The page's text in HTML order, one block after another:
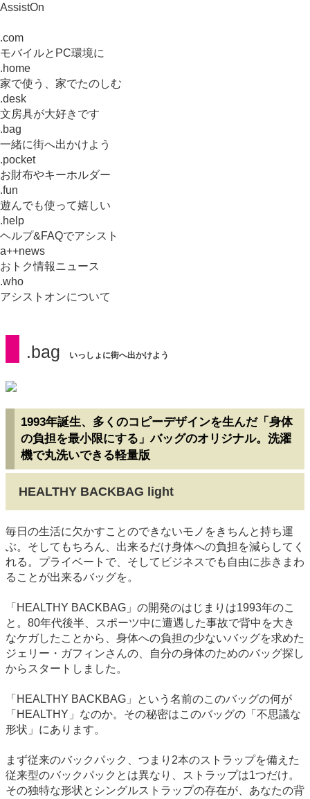
.bag いっしょに街へ出かけよう
1993年誕生、多くのコピーデザインを生んだ「身体
の負担を最小限にする」バッグのオリジナル。洗濯
機で丸洗いできる軽量版
HEALTHY BACKBAG light
毎日の生活に欠かすことのできないモノをきちんと持ち運
ぶ。そしてもちろん、出来るだけ身体への負担を減らしてく
れる。プライベートで、そしてビジネスでも自由に歩きまわ
ることが出来るバッグを。
「HEALTHY BACKBAG」の開発のはじまりは1993年のこ
と。80年代後半、スポーツ中に遭遇した事故で背中を大き
なケガしたことから、身体への負担の少ないバッグを求めた
ジェリー・ガフィンさんの、自分の身体のためのバッグ探し
からスタートしました。
「HEALTHY BACKBAG」という名前のこのバッグの何が
「HEALTHY」なのか。その秘密はこのバッグの「不思議な
形状」にあります。
まず従来のバックパック、つまり2本のストラップを備えた
従来型のバックパックとは異なり、ストラップは1つだけ。
その独特な形状とシングルストラップの存在が、あなたの背
AssistOn
.com
モバイルとPC環境に
.home
家で使う、家でたのしむ
.desk
文房具が大好きです
.bag
一緒に街へ出かけよう
.pocket
お財布やキーホルダー
.fun
遊んでも使って嬉しい
.help
ヘルプ&FAQでアシスト
a++news
おトク情報ニュース
.who
アシストオンについて